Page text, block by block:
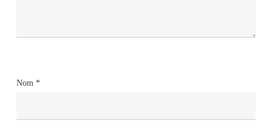
Nom *